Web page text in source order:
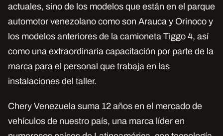
actuales, sino de los modelos que están en el parque
automotor venezolano como son Arauca y Orinoco y
los modelos anteriores de la camioneta Tiggo 4, así
como una extraordinaria capacitación por parte de la
marca para el personal que trabaja en las
instalaciones del taller.
Chery Venezuela suma 12 años en el mercado de
vehículos de nuestro país, una marca líder en